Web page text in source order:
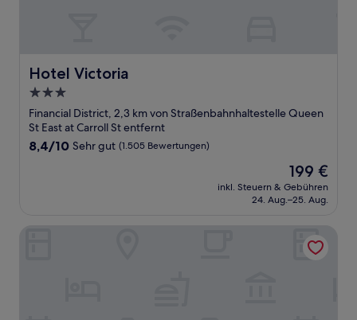
Hotel Victoria
Hotel Victoria
3.0-
Sterne-
Unterkunft
Financial District, 2,3 km von Straßenbahnhaltestelle Queen
St East at Carroll St entfernt
8.4
Bewertungen)
8,4/10 Sehr gut (1.505 Bewertungen)
Der
Preis
beträgt
199 €
inkl. Steuern & Gebühren
24. Aug.–25. Aug.